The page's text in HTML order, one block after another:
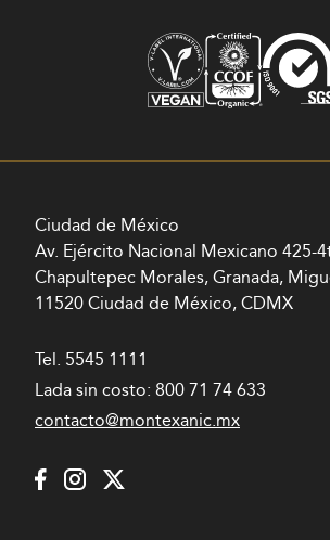
Ciudad de México
Av. Ejército Nacional Mexicano 425-
Chapultepec Morales, Granada,
11520 Ciudad de México, CDMX
Tel. 5545 1111
Lada sin costo: 800 71 74 633
contacto@montexanic.mx